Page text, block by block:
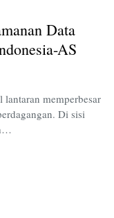
AS
Data
AS
memperbesar
Di sisi